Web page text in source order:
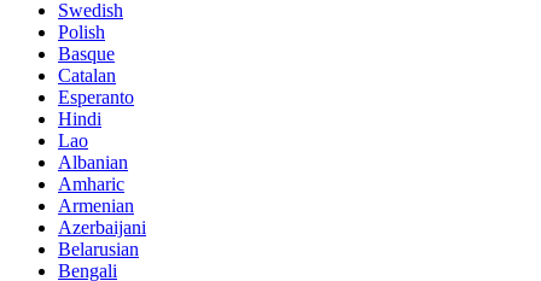
Swedish
Polish
Basque
Catalan
Esperanto
Hindi
Lao
Albanian
Amharic
Armenian
Azerbaijani
Belarusian
Bengali